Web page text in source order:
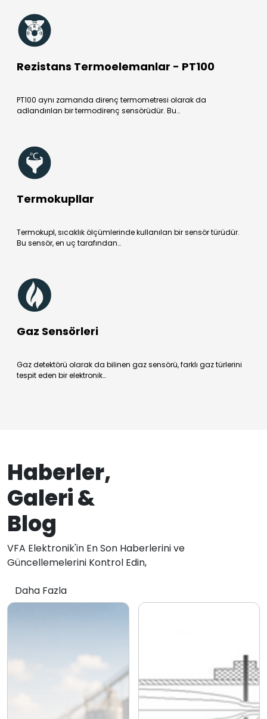
Rezistans Termoelemanlar - PT100
PT100 aynı zamanda direnç termometresi olarak da
adlandırılan bir termodirenç sensörüdür. Bu…
Termokupllar
Termokupl, sıcaklık ölçümlerinde kullanılan bir sensör türüdür.
Bu sensör, en uç tarafından…
Gaz Sensörleri
Gaz detektörü olarak da bilinen gaz sensörü, farklı gaz türlerini
tespit eden bir elektronik…
Haberler,
Galeri &
Blog
VFA Elektronik'in En Son Haberlerini ve
Güncellemelerini Kontrol Edin,
Daha Fazla